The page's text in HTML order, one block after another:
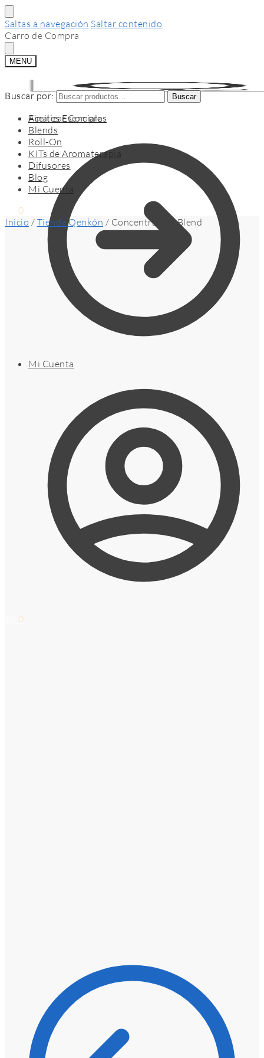
Saltas a navegación Saltar contenido
Carro de Compra
MENU
Buscar por: Buscar
Finalizar Compra
Mi Cuenta
0
Buscar por: Buscar
Aceites Esenciales
Blends
Roll-On
KITs de Aromaterapia
Difusores
Blog
Mi Cuenta
0
Inicio / Tienda Qenkón / Concentración Blend